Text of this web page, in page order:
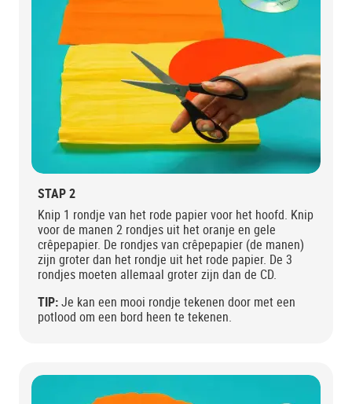
STAP 2
Knip 1 rondje van het rode papier voor het hoofd. Knip
voor de manen 2 rondjes uit het oranje en gele
crêpepapier. De rondjes van crêpepapier (de manen)
zijn groter dan het rondje uit het rode papier. De 3
rondjes moeten allemaal groter zijn dan de CD.
TIP:Je kan een mooi rondje tekenen door met een
potlood om een bord heen te tekenen.